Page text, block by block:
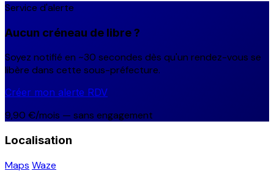
Service d'alerte
Aucun créneau de libre ?
Soyez notifié en ~30 secondes dès qu'un rendez-vous se
libère dans cette sous-préfecture.
Créer mon alerte RDV
9,90 €/mois — sans engagement
Localisation
Maps Waze